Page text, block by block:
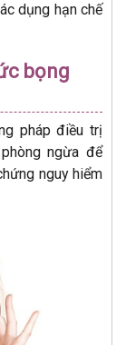
dụng hạn chế
bọng
pháp điều trị
ngừa để
nguy hiểm